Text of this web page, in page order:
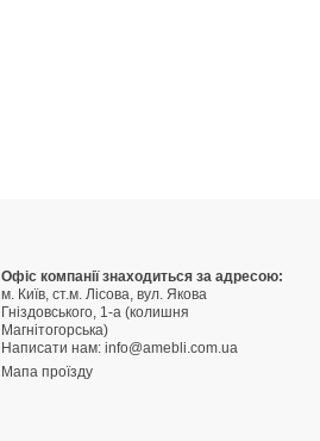
Офіс компанії знаходиться за адресою:
м. Київ, ст.м. Лісова, вул. Якова
Гніздовського, 1-а (колишня
Магнітогорська)
Написати нам:info@amebli.com.ua
Мапа проїзду